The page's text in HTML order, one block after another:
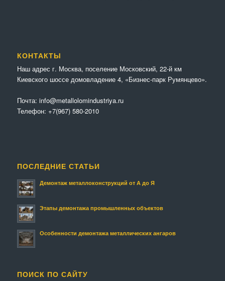
КОНТАКТЫ
Наш адрес г. Москва, поселение Московский, 22-й км
Киевского шоссе домовладение 4, «Бизнес-парк Румянцево».
Почта: info@metallolomindustriya.ru
Телефон: +7(967) 580-2010
ПОСЛЕДНИЕ СТАТЬИ
Демонтаж металлоконструкций от А до Я
Этапы демонтажа промышленных объектов
Особенности демонтажа металлических ангаров
ПОИСК ПО САЙТУ